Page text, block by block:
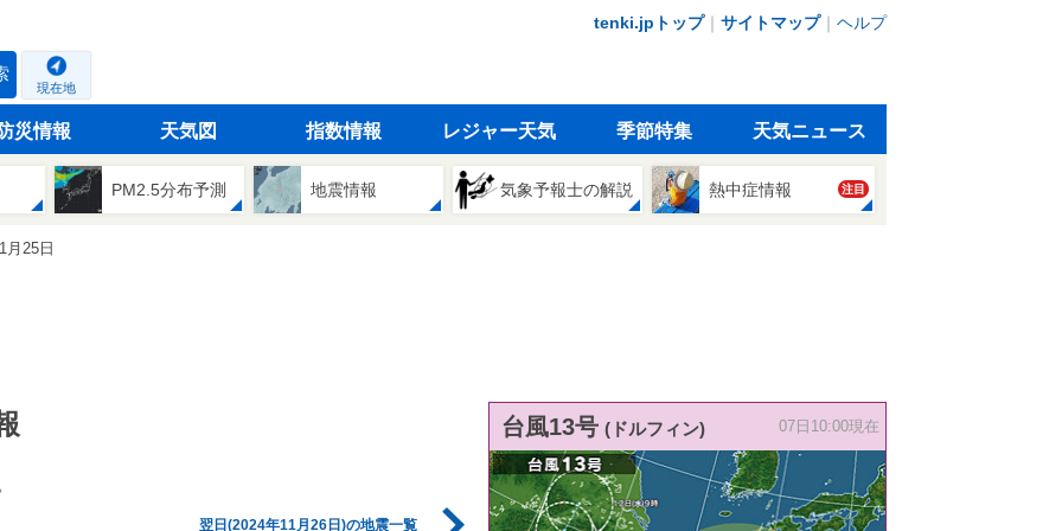
tenki.jpトップ｜ サイトマップ｜ ヘルプ
現在地
災情報 天気図 指数情報 レジャー天気 季節特集 天気ニュース
PM2.5分布予測 地震情報 気象予報士の解説 熱中症情報 注目
月25日
翌日(2024年11月26日)の地震一覧
台風13号 (ドルフィン) 07日10:00現在